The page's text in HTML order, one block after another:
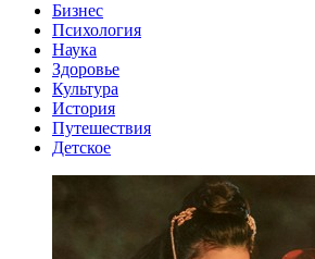
Бизнес
Психология
Наука
Здоровье
Культура
История
Путешествия
Детское